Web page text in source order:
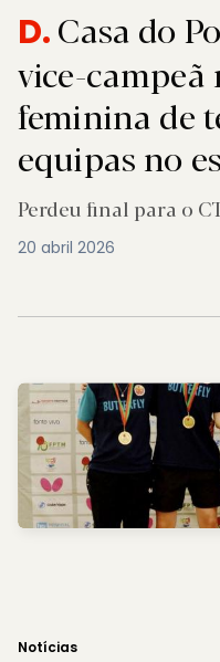
D.Casa do
vice-campeã nacional
feminina de
equipas no
Perdeu final para o
20 abril 2026
Notícias